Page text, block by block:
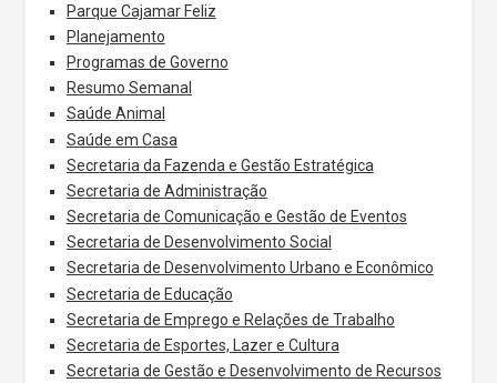
Parque Cajamar Feliz
Planejamento
Programas de Governo
Resumo Semanal
Saúde Animal
Saúde em Casa
Secretaria da Fazenda e Gestão Estratégica
Secretaria de Administração
Secretaria de Comunicação e Gestão de Eventos
Secretaria de Desenvolvimento Social
Secretaria de Desenvolvimento Urbano e Econômico
Secretaria de Educação
Secretaria de Emprego e Relações de Trabalho
Secretaria de Esportes, Lazer e Cultura
Secretaria de Gestão e Desenvolvimento de Recursos